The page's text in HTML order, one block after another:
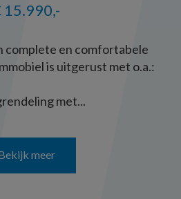
15.990,-
complete en comfortabele
is uitgerust met o.a.:
met...
meer